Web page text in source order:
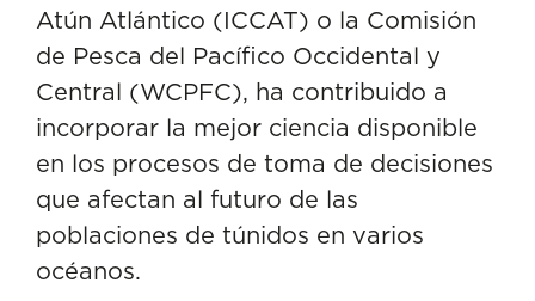
Atún Atlántico (ICCAT) o la Comisión
de Pesca del Pacífico Occidental y
Central (WCPFC), ha contribuido a
incorporar la mejor ciencia disponible
en los procesos de toma de decisiones
que afectan al futuro de las
poblaciones de túnidos en varios
océanos.